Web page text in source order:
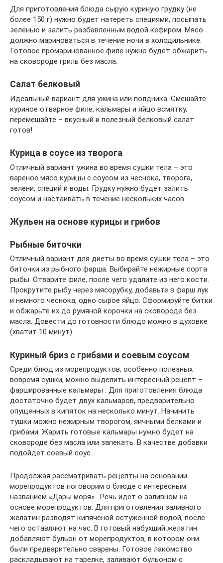
Для приготовления блюда сырую куриную грудку (не
более 150 г) нужно будет натереть специями, посыпать
зеленью и залить разбавленным водой кефиром. Мясо
должно мариноваться в течение ночи в холодильнике.
Готовое промаринованное филе нужно будет обжарить
на сковороде гриль без масла.
Салат белковый
Идеальный вариант для ужина или полдника. Смешайте
куриное отварное филе, кальмары и яйцо всмятку,
перемешайте – вкусный и полезный белковый салат
готов!
Курица в соусе из творога
Отличный вариант ужина во время сушки тела – это
вареное мясо курицы с соусом из чеснока, творога,
зелени, специй и воды. Грудку нужно будет залить
соусом и настаивать в течение нескольких часов.
Жульен на основе курицы и грибов
Рыбные биточки
Отличный вариант для диеты во время сушки тела – это
биточки из рыбного фарша. Выбирайте нежирные сорта
рыбы. Отварите филе, после чего удалите из него кости.
Прокрутите рыбу через мясорубку, добавьте в фарш лук
и немного чеснока, одно сырое яйцо. Сформируйте битки
и обжарьте их до румяной корочки на сковороде без
масла. Довести до готовности блюдо можно в духовке
(хватит 10 минут).
Куриный бриз с грибами и соевым соусом
Среди блюд из морепродуктов, особенно полезных
вовремя сушки, можно выделить интересный рецепт –
фаршированные кальмары . Для приготовления блюда
достаточно будет двух кальмаров, предварительно
опущенных в кипяток на несколько минут. Начинить
тушки можно нежирным творогом, яичными белками и
грибами. Жарить готовые кальмары нужно будет на
сковороде без масла или запекать. В качестве добавки
подойдет соевый соус.
Продолжая рассматривать рецепты на основании
морепродуктов поговорим о блюде с интересным
названием «Дары моря» . Речь идет о заливном на
основе морепродуктов. Для приготовления заливного
желатин разводят кипяченой остуженной водой, после
чего оставляют на час. В готовый набухший желатин
добавляют бульон от морепродуктов, в котором они
были предварительно сварены. Готовое лакомство
раскладывают на тарелке, заливают бульоном с